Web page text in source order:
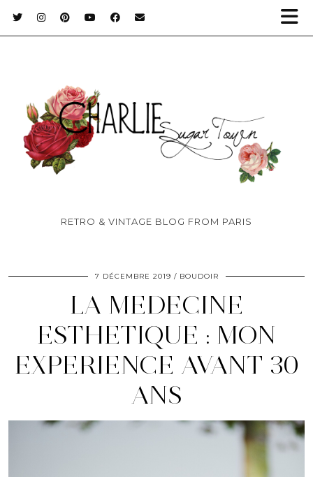
RETRO & VINTAGE BLOG FROM PARIS
7 DÉCEMBRE 2019 BOUDOIR
LA MEDECINE
ESTHETIQUE : MON
EXPERIENCE AVANT 30
ANS